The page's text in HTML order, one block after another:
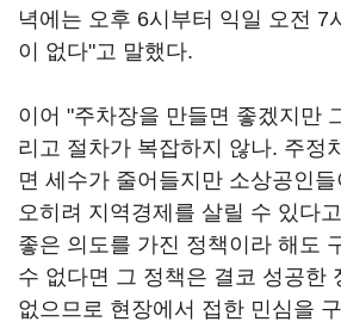
녁에는 오후 6시부터 익일 오전 7
이 없다"고 말했다.
이어 "주차장을 만들면 좋겠지만
리고 절차가 복잡하지 않나. 주정
면 세수가 줄어들지만 소상공인
오히려 지역경제를 살릴 수 있다
좋은 의도를 가진 정책이라 해도
수 없다면 그 정책은 결코 성공한
없으므로 현장에서 접한 민심을